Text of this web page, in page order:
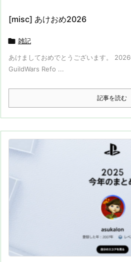
[misc] あけおめ2026
 雑記
あけましておめでとうございます。
GuildWars Refo ...
記事を読む